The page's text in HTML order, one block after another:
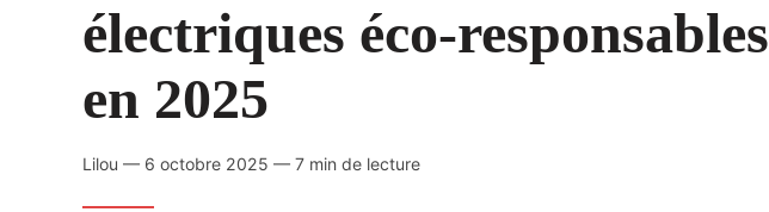
électriques éco-responsables
en 2025
Lilou — 6 octobre 2025 — 7 min de lecture